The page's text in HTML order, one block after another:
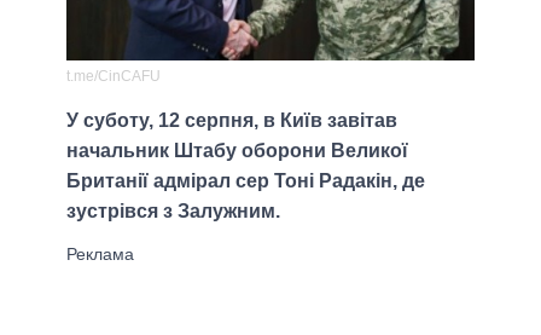
t.me/CinCAFU
У суботу, 12 серпня, в Київ завітав
начальник Штабу оборони Великої
Британії адмірал сер Тоні Радакін, де
зустрівся з Залужним.